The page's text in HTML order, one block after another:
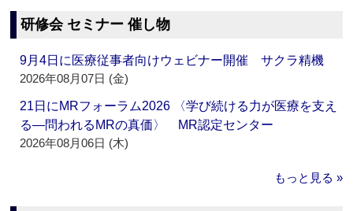
研修会 セミナー 催し物
9月4日に医療従事者向けウェビナー開催 サクラ精機
2026年08月07日 (金)
21日にMRフォーラム2026 〈学び続ける力が医療を支え
る―問われるMRの真価〉 MR認定センター
2026年08月06日 (木)
もっと見る »